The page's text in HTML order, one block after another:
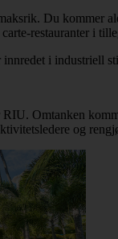
Du kommer
restauranter i
Omtanken
og